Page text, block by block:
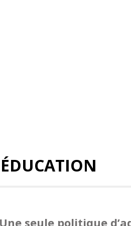
ÉDUCATION
Une seule politique